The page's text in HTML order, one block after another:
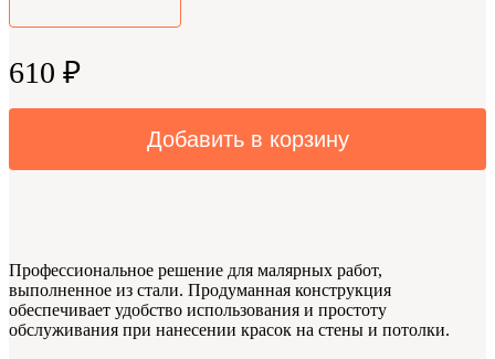
610 ₽
Добавить в корзину
Профессиональное решение для малярных работ,
выполненное из стали. Продуманная конструкция
обеспечивает удобство использования и простоту
обслуживания при нанесении красок на стены и потолки.